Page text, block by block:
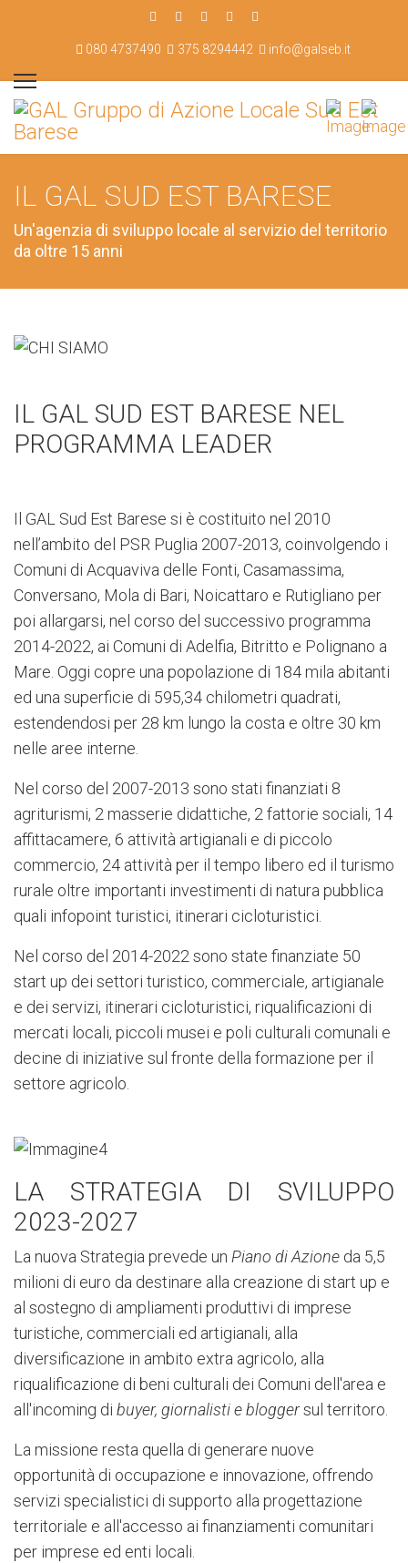
080 4737490 375 8294442 info@galseb.it
IL GAL SUD EST BARESE
Un'agenzia di sviluppo locale al servizio del territorio
da oltre 15 anni
IL GAL SUD EST BARESE NEL
PROGRAMMA LEADER
Il GAL Sud Est Barese si è costituito nel 2010
nell’ambito del PSR Puglia 2007-2013, coinvolgendo i
Comuni di Acquaviva delle Fonti, Casamassima,
Conversano, Mola di Bari, Noicattaro e Rutigliano per
poi allargarsi, nel corso del successivo programma
2014-2022, ai Comuni di Adelfia, Bitritto e Polignano a
Mare. Oggi copre una popolazione di 184 mila abitanti
ed una superficie di 595,34 chilometri quadrati,
estendendosi per 28 km lungo la costa e oltre 30 km
nelle aree interne.
Nel corso del 2007-2013 sono stati finanziati 8
agriturismi, 2 masserie didattiche, 2 fattorie sociali, 14
affittacamere, 6 attività artigianali e di piccolo
commercio, 24 attività per il tempo libero ed il turismo
rurale oltre importanti investimenti di natura pubblica
quali infopoint turistici, itinerari cicloturistici.
Nel corso del 2014-2022 sono state finanziate 50
start up dei settori turistico, commerciale, artigianale
e dei servizi, itinerari cicloturistici, riqualificazioni di
mercati locali, piccoli musei e poli culturali comunali e
decine di iniziative sul fronte della formazione per il
settore agricolo.
LA STRATEGIA DI SVILUPPO
2023-2027
La nuova Strategia prevede un Piano di Azione da 5,5
milioni di euro da destinare alla creazione di start up e
al sostegno di ampliamenti produttivi di imprese
turistiche, commerciali ed artigianali, alla
diversificazione in ambito extra agricolo, alla
riqualificazione di beni culturali dei Comuni dell'area e
all'incoming di buyer, giornalisti e bloggersul territoro.
La missione resta quella di generare nuove
opportunità di occupazione e innovazione, offrendo
servizi specialistici di supporto alla progettazione
territoriale e all'accesso ai finanziamenti comunitari
per imprese ed enti locali.